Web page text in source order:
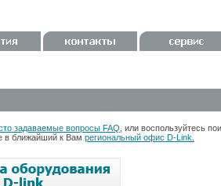
задаваемые вопросы FAQ , или воспользуйтесь
в ближайший к Вам региональный офис D-Link.